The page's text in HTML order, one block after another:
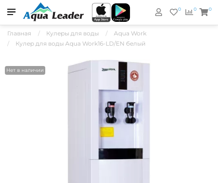
0
0 0
Главная Кулеры для воды
Aqua Work
Кулер для воды Aqua Work16-LD/EN белый
Нет в наличии